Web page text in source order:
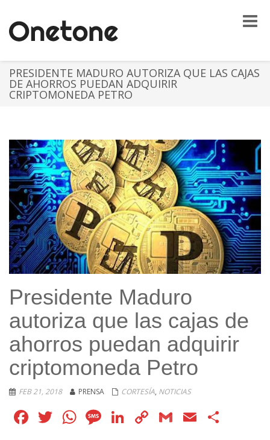
Toggle
PRESIDENTE MADURO AUTORIZA QUE LAS CAJAS
DE AHORROS PUEDAN ADQUIRIR
CRIPTOMONEDA PETRO
Presidente Maduro
autoriza que las cajas de
ahorros puedan adquirir
criptomoneda Petro
FEB 21, 2018 PRENSA CORTESÍA, NOTICIAS
Facebook
Twitter
WhatsApp
Message
LinkedIn
CopyGmailEmail